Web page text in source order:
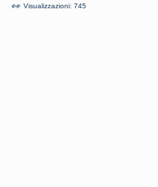
👀 Visualizzazioni: 745